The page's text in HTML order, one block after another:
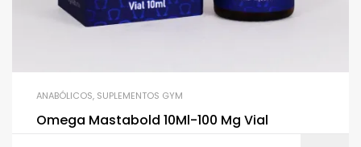
ANABÓLICOS, SUPLEMENTOS GYM
Omega Mastabold 10Ml-100 Mg Vial